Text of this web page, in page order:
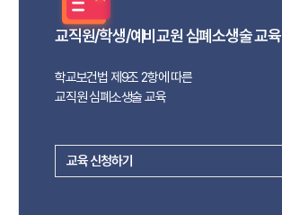
교직원/학생/예비교원 심폐소생술 교육
학교보건법 제9조 2항에 따른
교직원 심폐소생술 교육
교육 신청하기